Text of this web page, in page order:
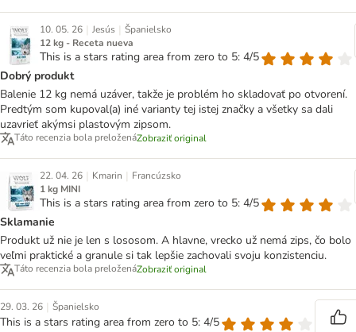
10. 05. 26 | Jesús | Španielsko
12 kg - Receta nueva
This is a stars rating area from zero to 5: 4/5
Dobrý produkt
Balenie 12 kg nemá uzáver, takže je problém ho skladovať po otvorení.
Predtým som kupoval(a) iné varianty tej istej značky a všetky sa dali
uzavrieť akýmsi plastovým zipsom.
Táto recenzia bola preloženáZobraziť original
22. 04. 26 | Kmarin | Francúzsko
1 kg MINI
This is a stars rating area from zero to 5: 4/5
Sklamanie
Produkt už nie je len s lososom. A hlavne, vrecko už nemá zips, čo bolo
veľmi praktické a granule si tak lepšie zachovali svoju konzistenciu.
Táto recenzia bola preloženáZobraziť original
29. 03. 26 | Španielsko
This is a stars rating area from zero to 5: 4/5